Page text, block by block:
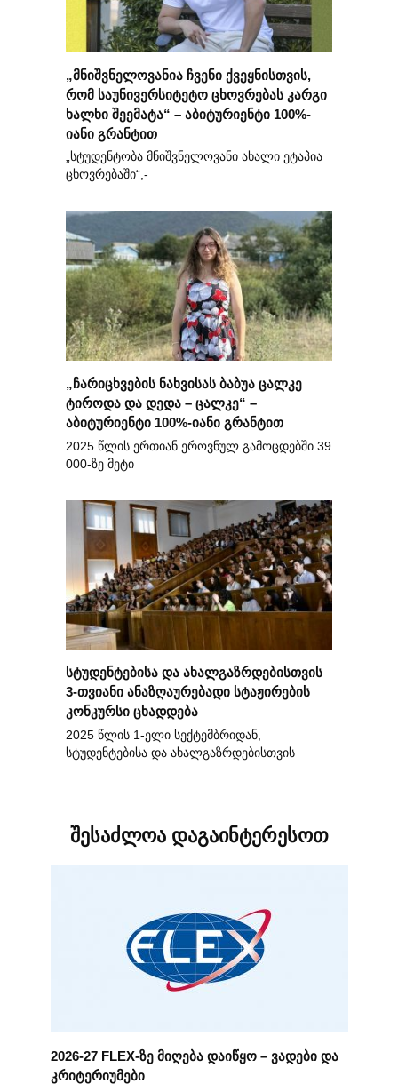
„მნიშვნელოვანია ჩვენი ქვეყნისთვის,
რომ საუნივერსიტეტო ცხოვრებას კარგი
ხალხი შეემატა“ – აბიტურიენტი 100%-
იანი გრანტით
„სტუდენტობა მნიშვნელოვანი ახალი ეტაპია
ცხოვრებაში“,-
„ჩარიცხვების ნახვისას ბაბუა ცალკე
ტიროდა და დედა – ცალკე“ –
აბიტურიენტი 100%-იანი გრანტით
2025 წლის ერთიან ეროვნულ გამოცდებში 39
000-ზე მეტი
სტუდენტებისა და ახალგაზრდებისთვის
3-თვიანი ანაზღაურებადი სტაჟირების
კონკურსი ცხადდება
2025 წლის 1-ელი სექტემბრიდან,
სტუდენტებისა და ახალგაზრდებისთვის
შესაძლოა დაგაინტერესოთ
2026-27 FLEX-ზე მიღება დაიწყო – ვადები და
კრიტერიუმები